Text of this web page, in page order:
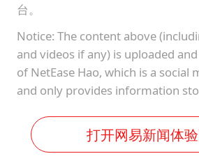
台。
Notice: The content above
and videos if any) is uploaded
of NetEase Hao, which is a social
and only provides information
打开网易新闻体